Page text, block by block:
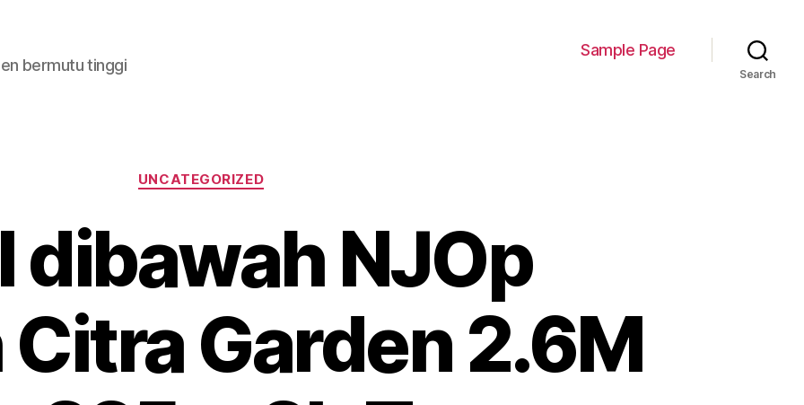
bermutu tinggi
Sample Page
Search
Categories
UNCATEGORIZED
dibawah NJOp
Garden 2.6M